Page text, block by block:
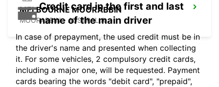
MELBOURNE MOORABBIN
MOORABBIN - AUSTRALIA
Credit card in the first and last
name of the main driver
In case of prepayment, the used credit must be in
the driver's name and presented when collecting
it. For some vehicles, 2 compulsory credit cards,
including a major one, will be requested. Payment
cards bearing the words "debit card", "prepaid",